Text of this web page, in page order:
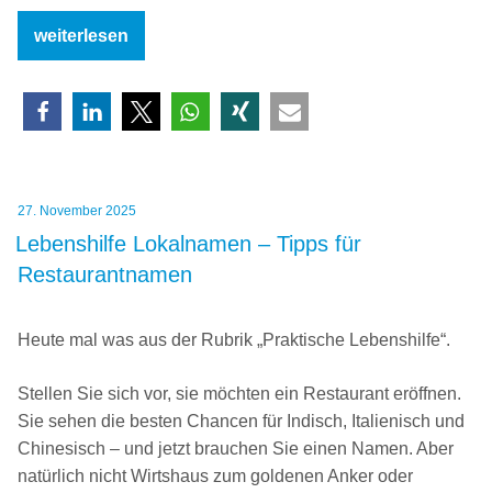
„Wieso
es
zwei
Mal
in
Deutschland
weiterlesen
Veröffentlicht
am
27. November 2025
Lebenshilfe Lokalnamen – Tipps für
Restaurantnamen
Heute mal was aus der Rubrik „Praktische Lebenshilfe“.
Stellen Sie sich vor, sie möchten ein Restaurant eröffnen.
Sie sehen die besten Chancen für Indisch, Italienisch und
Chinesisch – und jetzt brauchen Sie einen Namen. Aber
natürlich nicht Wirtshaus zum goldenen Anker oder